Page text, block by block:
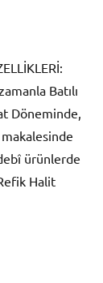
Batılı
Döneminde,
ürünlerde
Halit